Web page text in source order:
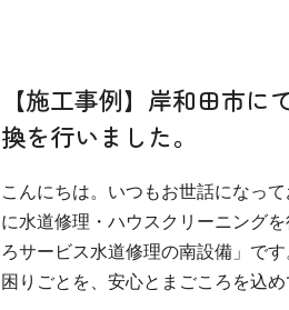
【施工事例】岸和田市に
換を行いました。
こんにちは。いつもお世話になっ
に水道修理・ハウスクリーニング
ろサービス水道修理の南設備」で
困りごとを、安心とまごころを込